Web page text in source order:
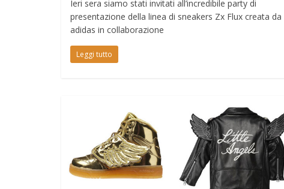
Ieri sera siamo stati invitati all’incredibile party di
presentazione della linea di sneakers Zx Flux creata da
adidas in collaborazione
Leggi tutto